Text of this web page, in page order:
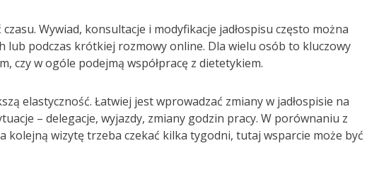
Wywiad, konsultacje i modyfikacje jadłospisu często można
lub podczas krótkiej rozmowy online. Dla wielu osób to kluczowy
czy w ogóle podejmą współpracę z dietetykiem.
elastyczność. Łatwiej jest wprowadzać zmiany w jadłospisie na
– delegacje, wyjazdy, zmiany godzin pracy. W porównaniu z
kolejną wizytę trzeba czekać kilka tygodni, tutaj wsparcie może być